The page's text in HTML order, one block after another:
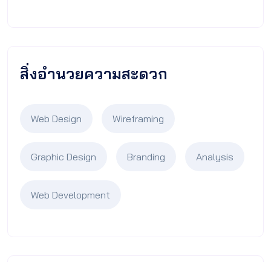
สิ่งอำนวยความสะดวก
Web Design Wireframing
Graphic Design Branding Analysis
Web Development